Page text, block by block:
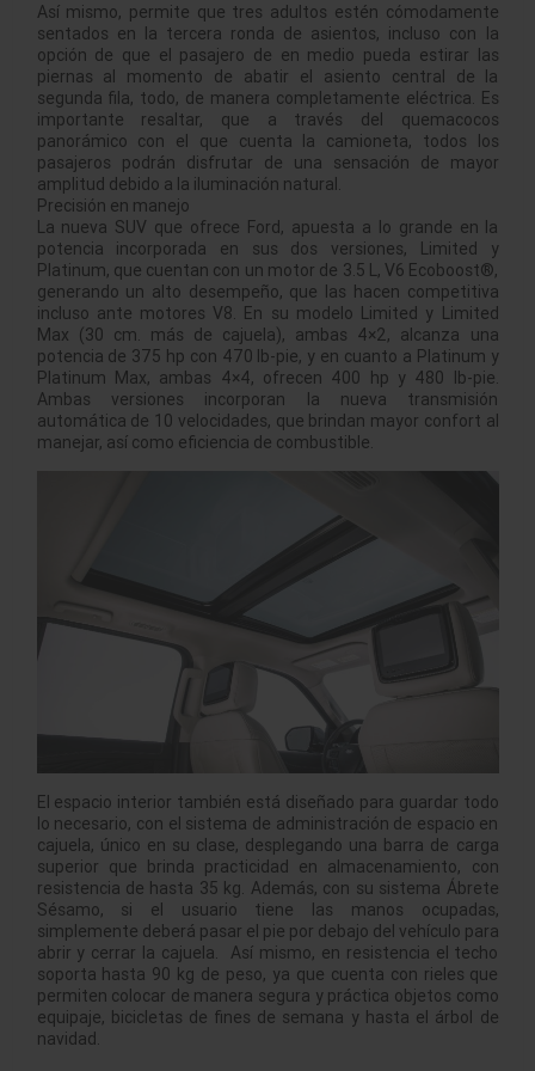
Así mismo, permite que tres adultos estén cómodamente
sentados en la tercera ronda de asientos, incluso con la
opción de que el pasajero de en medio pueda estirar las
piernas al momento de abatir el asiento central de la
segunda fila, todo, de manera completamente eléctrica. Es
importante resaltar, que a través del quemacocos
panorámico con el que cuenta la camioneta, todos los
pasajeros podrán disfrutar de una sensación de mayor
amplitud debido a la iluminación natural.
Precisión en manejo
La nueva SUV que ofrece Ford, apuesta a lo grande en la
potencia incorporada en sus dos versiones, Limited y
Platinum, que cuentan con un motor de 3.5 L, V6 Ecoboost®,
generando un alto desempeño, que las hacen competitiva
incluso ante motores V8. En su modelo Limited y Limited
Max (30 cm. más de cajuela), ambas 4×2, alcanza una
potencia de 375 hp con 470 lb-pie, y en cuanto a Platinum y
Platinum Max, ambas 4×4, ofrecen 400 hp y 480 lb-pie.
Ambas versiones incorporan la nueva transmisión
automática de 10 velocidades, que brindan mayor confort al
manejar, así como eficiencia de combustible.
El espacio interior también está diseñado para guardar todo
lo necesario, con el sistema de administración de espacio en
cajuela, único en su clase, desplegando una barra de carga
superior que brinda practicidad en almacenamiento, con
resistencia de hasta 35 kg. Además, con su sistema Ábrete
Sésamo, si el usuario tiene las manos ocupadas,
simplemente deberá pasar el pie por debajo del vehículo para
abrir y cerrar la cajuela. Así mismo, en resistencia el techo
soporta hasta 90 kg de peso, ya que cuenta con rieles que
permiten colocar de manera segura y práctica objetos como
equipaje, bicicletas de fines de semana y hasta el árbol de
navidad.